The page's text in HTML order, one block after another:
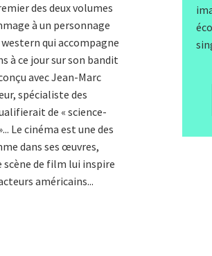
des deux volumes
à un personnage
qui accompagne
à ce jour sur son bandit
avec Jean-Marc
spécialiste des
de « science-
Le cinéma est une des
dans ses œuvres,
de film lui inspire
américains...